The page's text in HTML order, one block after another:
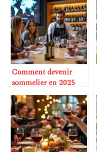
Comment devenir
sommelier en 2025